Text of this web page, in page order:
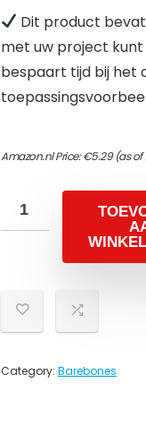
Dit product
met uw project
bespaart tijd bij het
Amazon.nl Price:€5.29(as of
Category: Barebones